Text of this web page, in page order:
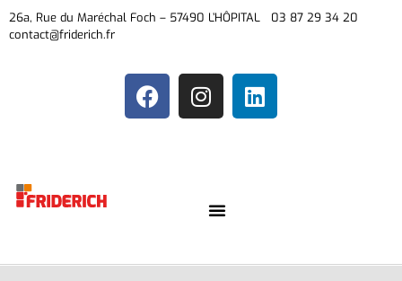
26a, Rue du Maréchal Foch – 57490 L’HÔPITAL 03 87 29 34 20
contact@friderich.fr